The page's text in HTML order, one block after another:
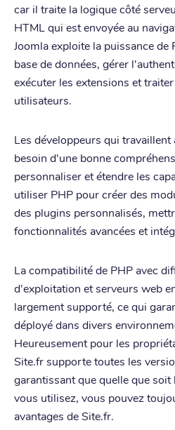
car il traite la logique côté
HTML qui est envoyée au
Joomla exploite la puissance
base de données, gérer
exécuter les extensions et
utilisateurs.
Les développeurs qui travaillent
besoin d'une bonne
personnaliser et étendre les
utiliser PHP pour créer des
des plugins personnalisés,
fonctionnalités avancées et
La compatibilité de PHP avec
d'exploitation et serveurs web
largement supporté, ce qui
déployé dans divers
Heureusement pour les
Site.fr supporte toutes les
garantissant que quelle que soit
vous utilisez, vous pouvez
avantages de Site.fr.